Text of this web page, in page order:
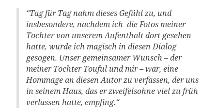
“Tag für Tag nahm dieses Gefühl zu, und
insbesondere, nachdem ich die Fotos meiner
Tochter von unserem Aufenthalt dort gesehen
hatte, wurde ich magisch in diesen Dialog
gesogen. Unser gemeinsamer Wunsch – der
meiner Tochter Touful und mir – war, eine
Hommage an diesen Autor zu verfassen, der uns
in seinem Haus, das er zweifelsohne viel zu früh
verlassen hatte, empfing.“